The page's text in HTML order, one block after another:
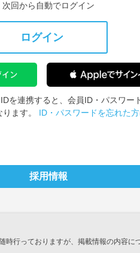
次回から自動でログイン
ログイン
を連携すると、会員ID・パスワー
ます。 ID・パスワードを忘れた
採用情報
時行っておりますが、掲載情報の内容に